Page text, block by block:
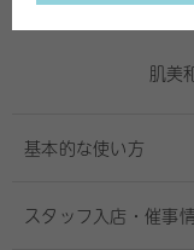
肌美
基本的な使い方
スタッフ入店・催事